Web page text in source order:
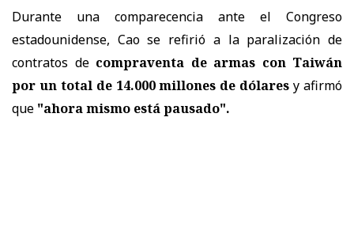
Durante una comparecencia ante el Congreso
estadounidense, Cao se refirió a la paralización de
contratos de compraventa de armas con Taiwán
por un total de 14.000 millones de dólares y afirmó
que "ahora mismo está pausado".